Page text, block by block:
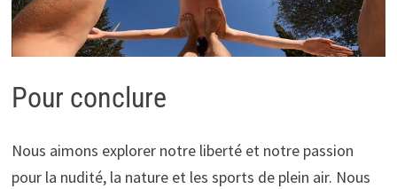
Pour conclure
Nous aimons explorer notre liberté et notre passion
pour la nudité, la nature et les sports de plein air. Nous